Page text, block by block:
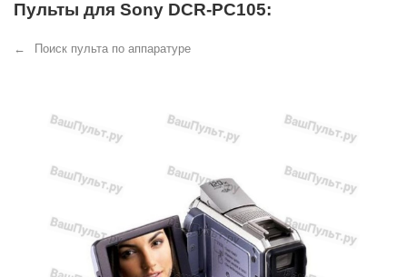
Пульты для Sony DCR-PC105:
Поиск пульта по аппаратуре